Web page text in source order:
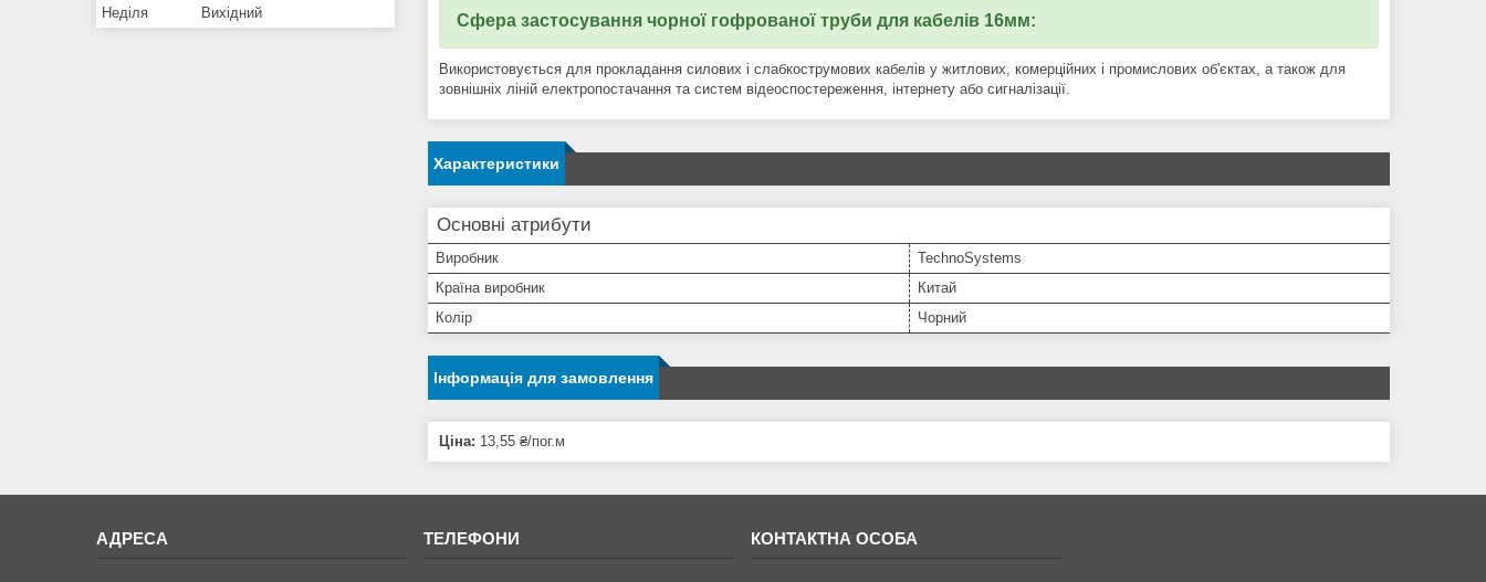
Сфера застосування чорної гофрованої труби для кабелів 16мм:
Використовується для прокладання силових і слабкострумових кабелів у житлових, комерційних і промислових об'єктах, а також для
зовнішніх ліній електропостачання та систем відеоспостереження, інтернету або сигналізації.
Характеристики
Основні атрибути
Виробник
TechnoSystems
Країна виробник
Китай
Колір
Чорний
Інформація для замовлення
Ціна: 13,55 ₴/пог.м
Неділя
Вихідний